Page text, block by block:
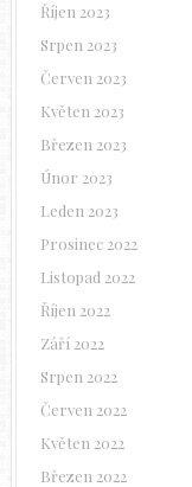
Říjen 2023
Srpen 2023
Červen 2023
Květen 2023
Březen 2023
Únor 2023
Leden 2023
Prosinec 2022
Listopad 2022
Říjen 2022
Září 2022
Srpen 2022
Červen 2022
Květen 2022
Březen 2022